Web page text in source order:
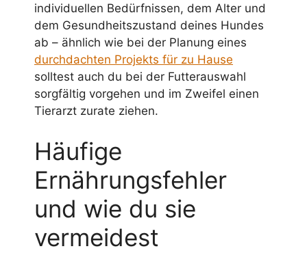
individuellen Bedürfnissen, dem Alter und
dem Gesundheitszustand deines Hundes
ab – ähnlich wie bei der Planung eines
durchdachten Projekts für zu Hause
solltest auch du bei der Futterauswahl
sorgfältig vorgehen und im Zweifel einen
Tierarzt zurate ziehen.
Häufige
Ernährungsfehler
und wie du sie
vermeidest